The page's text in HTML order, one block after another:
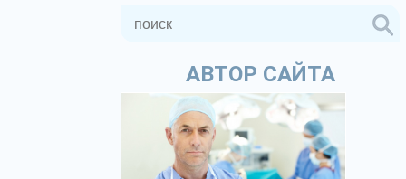
АВТОР САЙТА